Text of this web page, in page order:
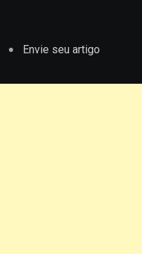
Envie seu artigo